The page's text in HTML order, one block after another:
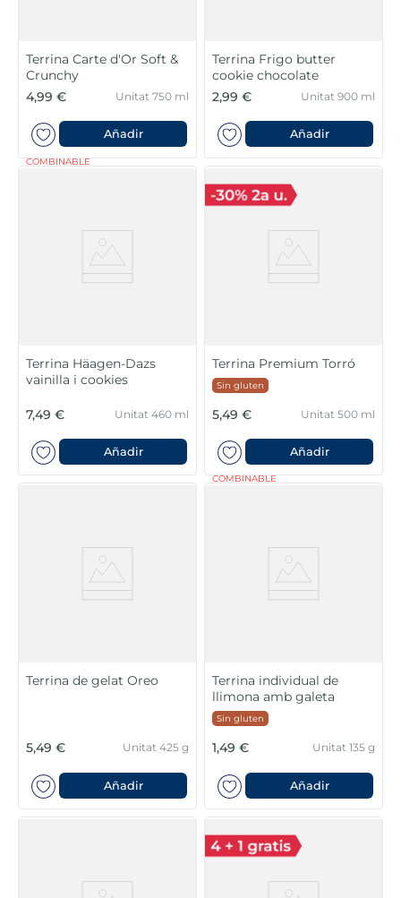
Terrina Carte d'Or Soft &
Crunchy
4,99 €
COMBINABLE
Unitat 750 ml
Añadir
Terrina Frigo butter
cookie chocolate
2,99 €
Unitat 900 ml
Añadir
Terrina Häagen-Dazs
vainilla i cookies
7,49 € Unitat 460 ml
Añadir
Terrina Premium Torró
Sin gluten
5,49 €
COMBINABLE
Unitat 500 ml
Añadir
Terrina de gelat Oreo
5,49 € Unitat 425 g
Añadir
Terrina individual de
llimona amb galeta
Sin gluten
1,49 € Unitat 135 g
Añadir